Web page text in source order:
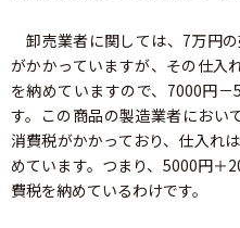
卸売業者に関しては、7万円
がかかっていますが、その仕入
を納めていますので、7000円
す。この商品の製造業者におい
消費税がかかっており、仕入れ
めています。つまり、5000円＋
費税を納めているわけです。